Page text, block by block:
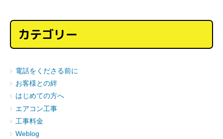
カテゴリー
電話をくださる前に
お客様との絆
はじめての方へ
エアコン工事
工事料金
Weblog